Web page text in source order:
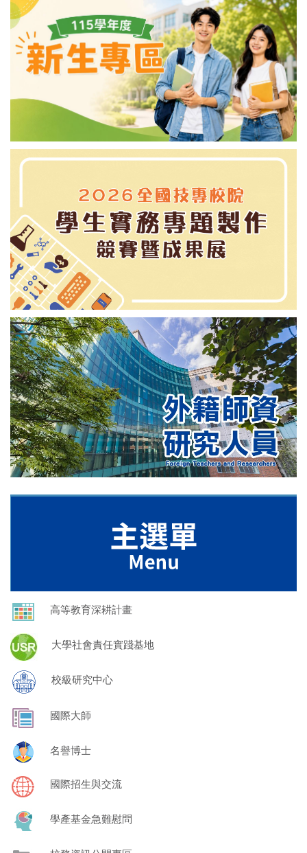
高等教育深耕計畫
大學社會責任實踐基地
校級研究中心
國際大師
名譽博士
國際招生與交流
學產基金急難慰問